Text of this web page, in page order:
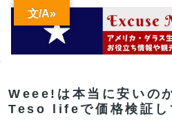
Weee!は本当に安いの
Teso lifeで価格検証し
文/A»